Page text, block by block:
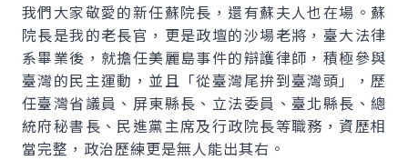
我們大家敬愛的新任蘇院長，還有蘇夫人也在場。蘇
院長是我的老長官，更是政壇的沙場老將，臺大法律
系畢業後，就擔任美麗島事件的辯護律師，積極參與
臺灣的民主運動，並且「從臺灣尾拚到臺灣頭」，歷
任臺灣省議員、屏東縣長、立法委員、臺北縣長、總
統府秘書長、民進黨主席及行政院長等職務，資歷相
當完整，政治歷練更是無人能出其右。